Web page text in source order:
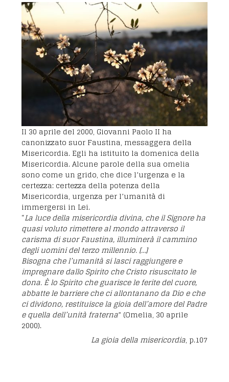
Il 30 aprile del 2000, Giovanni Paolo II ha
canonizzato suor Faustina, messaggera della
Misericordia. Egli ha istituito la domenica della
Misericordia. Alcune parole della sua omelia
sono come un grido, che dice l’urgenza e la
certezza: certezza della potenza della
Misericordia, urgenza per l’umanità di
immergersi in Lei.
“La luce della misericordia divina, che il Signore ha
quasi voluto rimettere al mondo attraverso il
carisma di suor Faustina, illuminerà il cammino
degli uomini del terzo millennio. […]
Bisogna che l’umanità si lasci raggiungere e
impregnare dallo Spirito che Cristo risuscitato le
dona. È lo Spirito che guarisce le ferite del cuore,
abbatte le barriere che ci allontanano da Dio e che
ci dividono, restituisce la gioia dell’amore del Padre
e quella dell’unità fraterna” (Omelia, 30 aprile
2000).
La gioia della misericordia, p.107